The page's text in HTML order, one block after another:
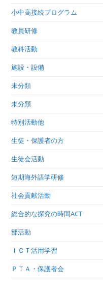
小中高接続プログラム
教員研修
教科活動
施設・設備
未分類
未分類
特別活動他
生徒・保護者の方
生徒会活動
短期海外語学研修
社会貢献活動
総合的な探究の時間ACT
部活動
ＩＣＴ活用学習
ＰＴＡ・保護者会